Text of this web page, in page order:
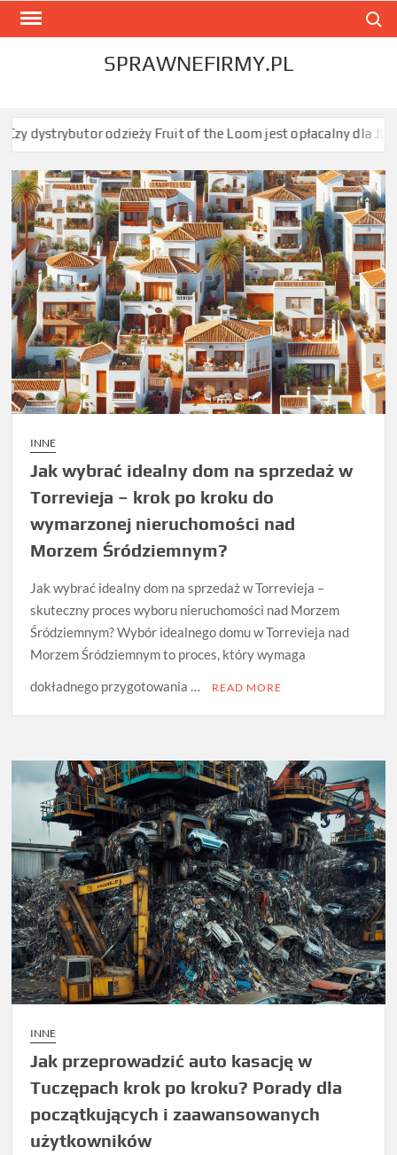
Skip
SPRAWNEFIRMY.PL
the Loom jest opłacalny dla JDG sprzedającej nadruki na
INNE
Jak wybrać idealny dom na sprzedaż w
Torrevieja – krok po kroku do
wymarzonej nieruchomości nad
Morzem Śródziemnym?
Jak wybrać idealny dom na sprzedaż w Torrevieja –
skuteczny proces wyboru nieruchomości nad Morzem
Śródziemnym? Wybór idealnego domu w Torrevieja nad
Morzem Śródziemnym to proces, który wymaga
dokładnego przygotowania …
READ MORE
INNE
Jak przeprowadzić auto kasację w
Tuczępach krok po kroku? Porady dla
początkujących i zaawansowanych
użytkowników